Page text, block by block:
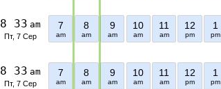
8 33 am
Пт, 7 Сер
7
am
8
am
9
am
10
am
11
am
12
pm
1
pm
8 33 am
Пт, 7 Сер
7
am
8
am
9
am
10
am
11
am
12
pm
1
pm